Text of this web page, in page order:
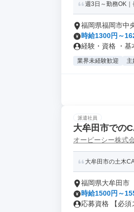
週3日～勤務OK
福岡県福岡市中
時給1300円～
経験・資格 ・基
業界未経験歓迎 主
派遣社員
大牟田市での
オーピーシー株式
大牟田市の土木
福岡県大牟田市
時給1500円～
応募資格 【必須